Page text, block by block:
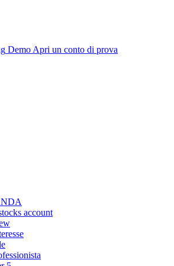
Demo Apri un conto di prova
account